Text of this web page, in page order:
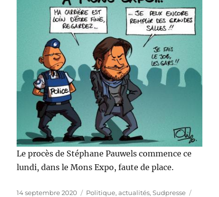
Le procès de Stéphane Pauwels commence ce
lundi, dans le Mons Expo, faute de place.
Publié
14 septembre 2020 Catégories
Politique, actualités,Sudpresse